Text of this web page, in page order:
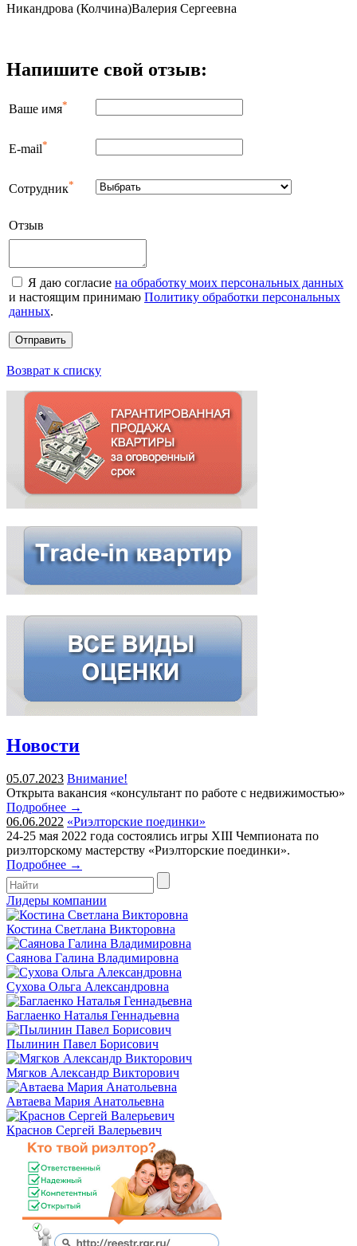
Никандрова (Колчина)Валерия Сергеевна
Напишите свой отзыв:
Ваше имя*
E-mail*
Сотрудник*
Отзыв
Я даю согласие на обработку моих персональных данных
и настоящим принимаю Политику обработки персональных
данных.
Возврат к списку
Новости
05.07.2023 Внимание!
Открыта вакансия «консультант по работе с недвижимостью»
Подробнее →
06.06.2022 «Риэлторские поединки»
24-25 мая 2022 года состоялись игры XIII Чемпионата по
риэлторскому мастерству «Риэлторские поединки».
Подробнее →
Лидеры компании
Костина Светлана Викторовна
Саянова Галина Владимировна
Сухова Ольга Александровна
Баглаенко Наталья Геннадьевна
Пылинин Павел Борисович
Мягков Александр Викторович
Автаева Мария Анатольевна
Краснов Сергей Валерьевич